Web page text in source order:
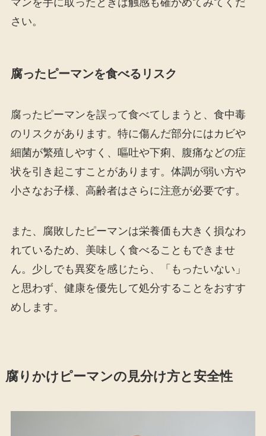
さい。
腐ったピーマンを食べるリスク
腐ったピーマンを誤って食べてしまうと、食中毒
のリスクがあります。特に傷んだ部分にはカビや
細菌が繁殖しやすく、嘔吐や下痢、腹痛などの症
状を引き起こすことがあります。体調が弱い方や
小さなお子様、高齢者はさらに注意が必要です。
また、腐敗したピーマンは栄養価も大きく損なわ
れているため、美味しく食べることもできませ
ん。少しでも異変を感じたら、「もったいない」
と思わず、健康を優先して処分することをおすす
めします。
腐りかけピーマンの見分け方と安全性